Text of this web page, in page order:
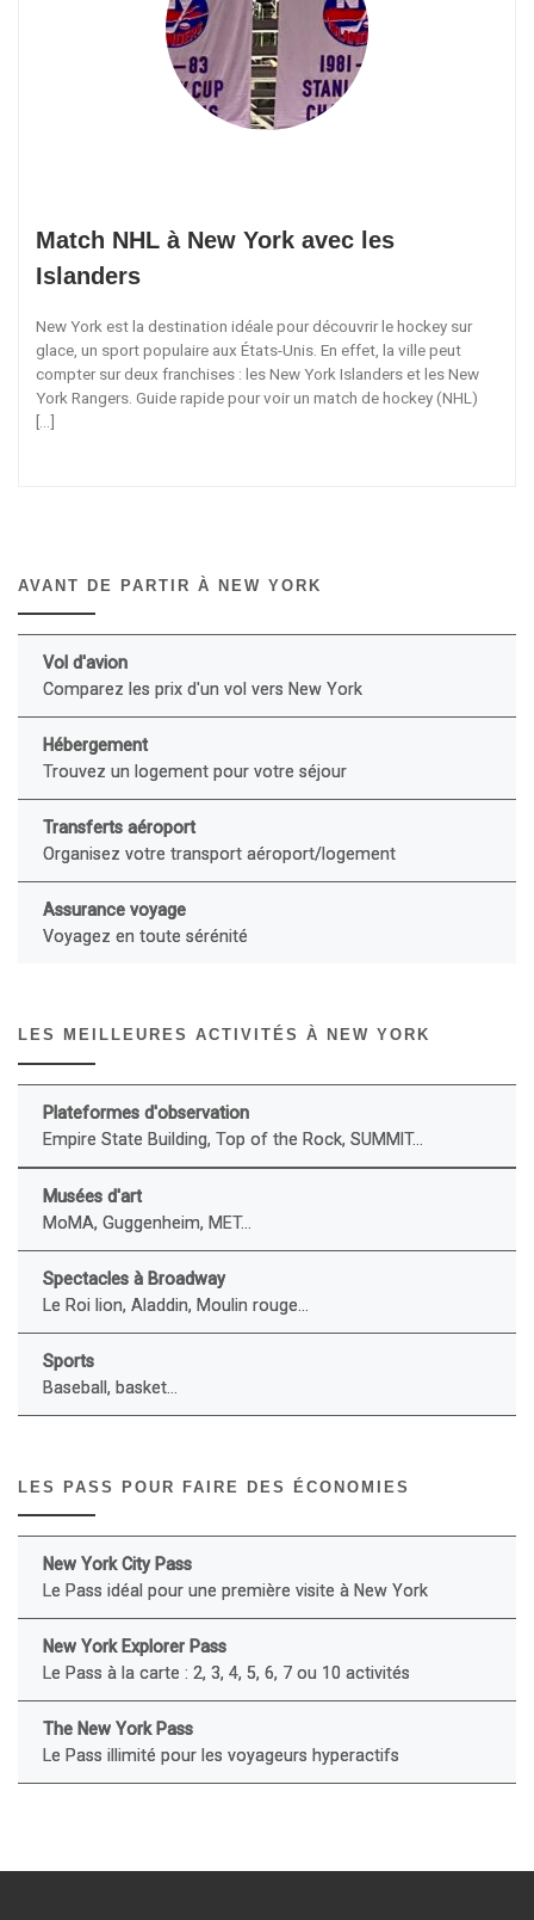
Match NHL à New York avec les
Islanders
New York est la destination idéale pour découvrir le hockey sur
glace, un sport populaire aux États-Unis. En effet, la ville peut
compter sur deux franchises : les New York Islanders et les New
York Rangers. Guide rapide pour voir un match de hockey (NHL)
[…]
AVANT DE PARTIR À NEW YORK
Vol d'avion
Comparez les prix d'un vol vers New York
Hébergement
Trouvez un logement pour votre séjour
Transferts aéroport
Organisez votre transport aéroport/logement
Assurance voyage
Voyagez en toute sérénité
LES MEILLEURES ACTIVITÉS À NEW YORK
Plateformes d'observation
Empire State Building, Top of the Rock, SUMMIT...
Musées d'art
MoMA, Guggenheim, MET...
Spectacles à Broadway
Le Roi lion, Aladdin, Moulin rouge...
Sports
Baseball, basket...
LES PASS POUR FAIRE DES ÉCONOMIES
New York City Pass
Le Pass idéal pour une première visite à New York
New York Explorer Pass
Le Pass à la carte : 2, 3, 4, 5, 6, 7 ou 10 activités
The New York Pass
Le Pass illimité pour les voyageurs hyperactifs